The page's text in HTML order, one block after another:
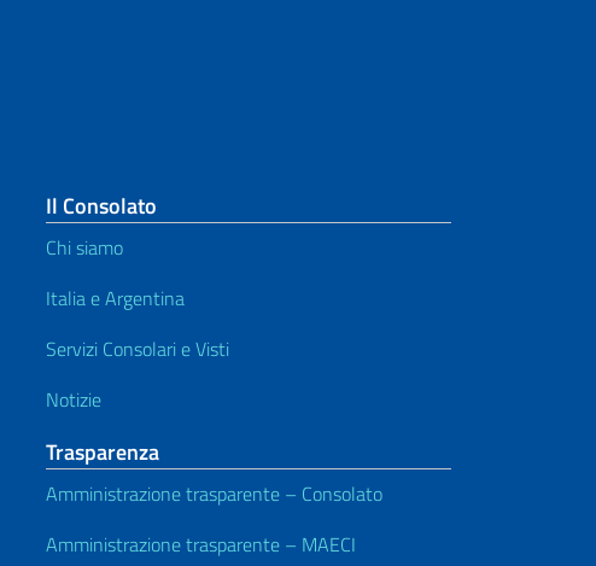
Il Consolato
Chi siamo
Italia e Argentina
Servizi Consolari e Visti
Notizie
Trasparenza
Amministrazione trasparente – Consolato
Amministrazione trasparente – MAECI